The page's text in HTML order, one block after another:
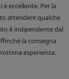
eccellente. Per la
attendere qualche
è indipendente dal
la consegna
esperienza.